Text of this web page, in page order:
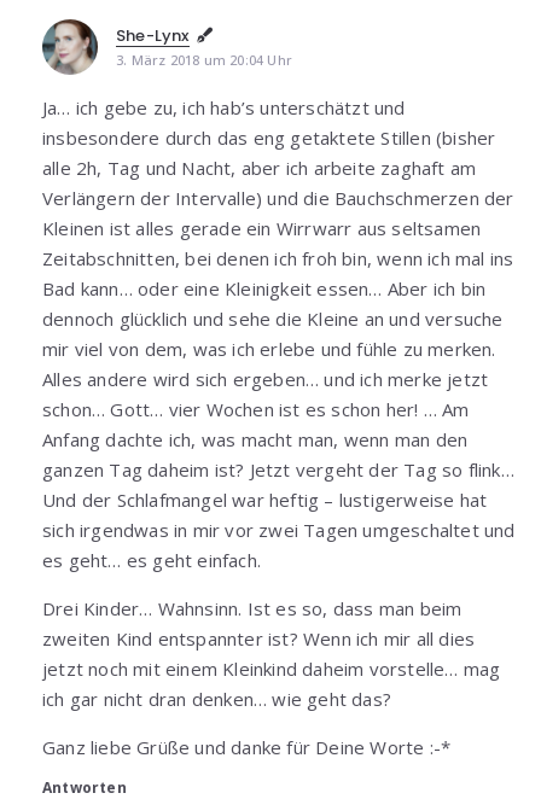
She-Lynx
3. März 2018 um 20:04 Uhr
Ja… ich gebe zu, ich hab’s unterschätzt und
insbesondere durch das eng getaktete Stillen (bisher
alle 2h, Tag und Nacht, aber ich arbeite zaghaft am
Verlängern der Intervalle) und die Bauchschmerzen der
Kleinen ist alles gerade ein Wirrwarr aus seltsamen
Zeitabschnitten, bei denen ich froh bin, wenn ich mal ins
Bad kann… oder eine Kleinigkeit essen… Aber ich bin
dennoch glücklich und sehe die Kleine an und versuche
mir viel von dem, was ich erlebe und fühle zu merken.
Alles andere wird sich ergeben… und ich merke jetzt
schon… Gott… vier Wochen ist es schon her! … Am
Anfang dachte ich, was macht man, wenn man den
ganzen Tag daheim ist? Jetzt vergeht der Tag so flink…
Und der Schlafmangel war heftig – lustigerweise hat
sich irgendwas in mir vor zwei Tagen umgeschaltet und
es geht… es geht einfach.
Drei Kinder… Wahnsinn. Ist es so, dass man beim
zweiten Kind entspannter ist? Wenn ich mir all dies
jetzt noch mit einem Kleinkind daheim vorstelle… mag
ich gar nicht dran denken… wie geht das?
Ganz liebe Grüße und danke für Deine Worte :-*
Antworten